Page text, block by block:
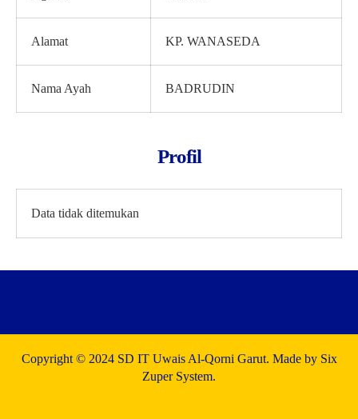
Alamat KP. WANASEDA
Nama Ayah BADRUDIN
Profil
Data tidak ditemukan
Copyright © 2024 SD IT Uwais Al-Qorni Garut. Made by Six
Zuper System.